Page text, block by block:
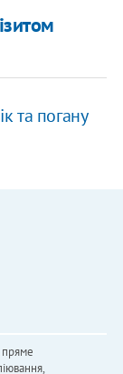
та погану
пряме